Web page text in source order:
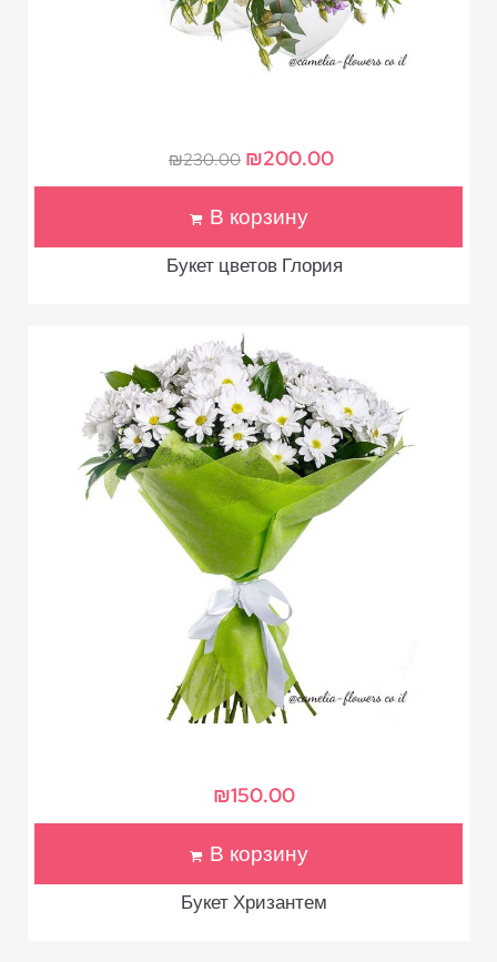
Букет цветов Глория
₪230.00 ₪200.00
В корзину
Букет Хризантем
₪150.00
В корзину